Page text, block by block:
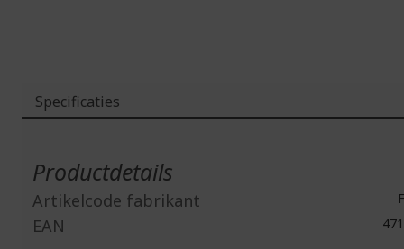
Specificaties
Productdetails
Artikelcode fabrikant
EAN